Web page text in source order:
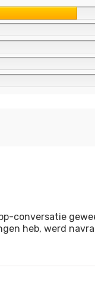
conversatie
heb, werd